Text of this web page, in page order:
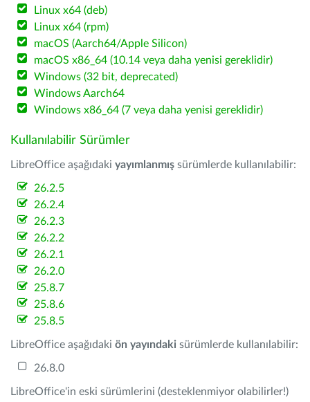
Linux x64 (deb)
Linux x64 (rpm)
macOS (Aarch64/Apple Silicon)
macOS x86_64 (10.14 veya daha yenisi gereklidir)
Windows (32 bit, deprecated)
Windows Aarch64
Windows x86_64 (7 veya daha yenisi gereklidir)
Kullanılabilir Sürümler
LibreOffice aşağıdaki yayımlanmış sürümlerde kullanılabilir:
26.2.5
26.2.4
26.2.3
26.2.2
26.2.1
26.2.0
25.8.7
25.8.6
25.8.5
LibreOffice aşağıdaki ön yayındaki sürümlerde kullanılabilir:
26.8.0
LibreOffice'in eski sürümlerini (desteklenmiyor olabilirler!)